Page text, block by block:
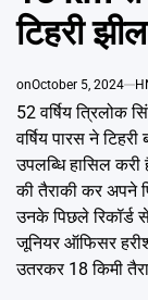
टिहरी
onOctober 5, 2024
52 वर्षिय त्रिलोक
वर्षिय पारस ने
उपलब्धि हासिल
की तैराकी कर अपने
उनके पिछले रिकॉर्ड
जूनियर ऑफिसर
उतरकर 18 किमी